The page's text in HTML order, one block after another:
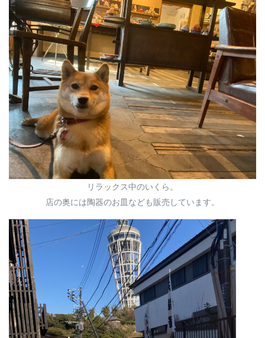
リラックス中のいくら。
店の奥には陶器のお皿なども販売しています。